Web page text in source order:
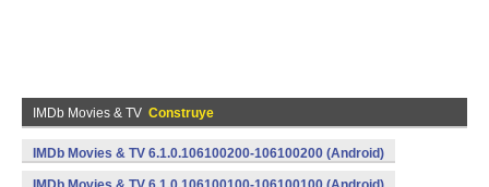
IMDb Movies & TV Construye
IMDb Movies & TV 6.1.0.106100200-106100200 (Android)